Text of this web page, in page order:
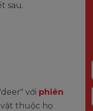
sau.
với phiên
thuộc họ